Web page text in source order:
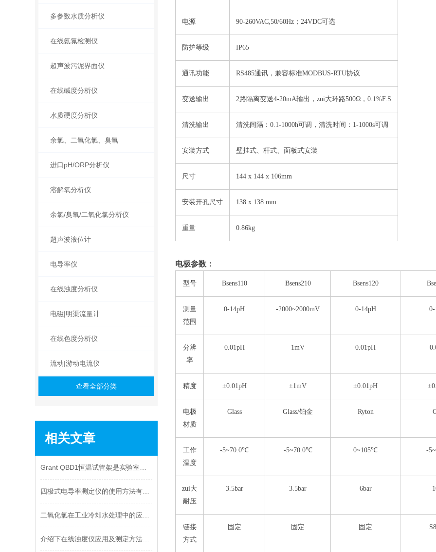
多参数水质分析仪
在线氨氮检测仪
超声波污泥界面仪
在线碱度分析仪
水质硬度分析仪
余氯、二氧化氯、臭氧
进口pH/ORP分析仪
溶解氧分析仪
余氯/臭氧/二氧化氯分析仪
超声波液位计
电导率仪
在线浊度分析仪
电磁|明渠流量计
在线色度分析仪
流动|游动电流仪
查看全部分类
相关文章
电源 90-260VAC,50/60Hz；24VDC可选
防护等级 IP65
通讯功能 RS485通讯，兼容标准MODBUS-RTU协议
变送输出 2路隔离变送4-20mA输出，zui大环路500Ω ， 0.1%F.S
清洗输出 清洗间隔： 0.1-1000h可调，清洗时间： 1-1000s可调
安装方式 壁挂式、杆式、面板式安装
尺寸 144 x 144 x 106mm
安装开孔尺寸 138 x 138 mm
重量 0.86kg
电极参数：
型号 Bsens110 Bsens210 Bsens120
测量
范围
0-14pH -2000~2000mV 0-14pH 0-
分辨
率
0.01pH 1mV 0.01pH
精度 ±0.01pH ±1mV ±0.01pH
电极
材质
Glass Glass/铂金 Ryton
工作
温度
-5~70.0℃ -5~70.0℃ 0~105℃ -
zui大
耐压
3.5bar 3.5bar 6bar
链接
方式
固定 固定 固定